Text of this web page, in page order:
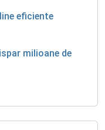
eficiente
milioane de